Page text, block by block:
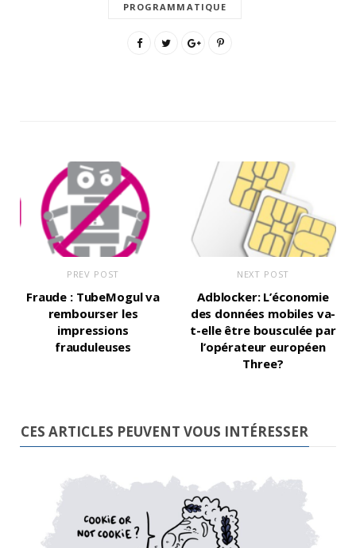
PROGRAMMATIQUE
PREV POST
Fraude : TubeMogul va
rembourser les
impressions
frauduleuses
NEXT POST
Adblocker: L’économie
des données mobiles va-
t-elle être bousculée par
l’opérateur européen
Three?
CES ARTICLES PEUVENT VOUS INTÉRESSER